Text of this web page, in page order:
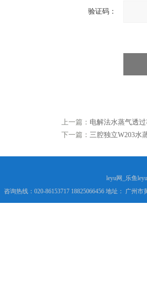
验证码：
上一篇： 电解法水蒸气透
下一篇： 三腔独立W203水
leyu网_乐鱼
咨询热线：020-86153717 18825066456 地址： 广州